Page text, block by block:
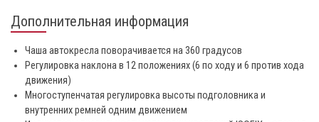
Дополнительная информация
Чаша автокресла поворачивается на 360 градусов
Регулировка наклона в 12 положениях (6 по ходу и 6 против хода
движения)
Многоступенчатая регулировка высоты подголовника и
внутренних ремней одним движением